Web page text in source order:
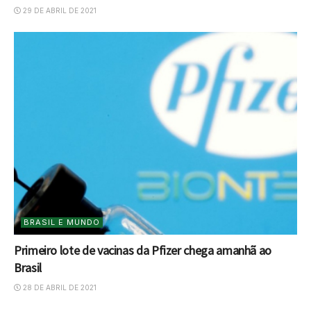
29 DE ABRIL DE 2021
BRASIL E MUNDO
Primeiro lote de vacinas da Pfizer chega amanhã ao
Brasil
28 DE ABRIL DE 2021